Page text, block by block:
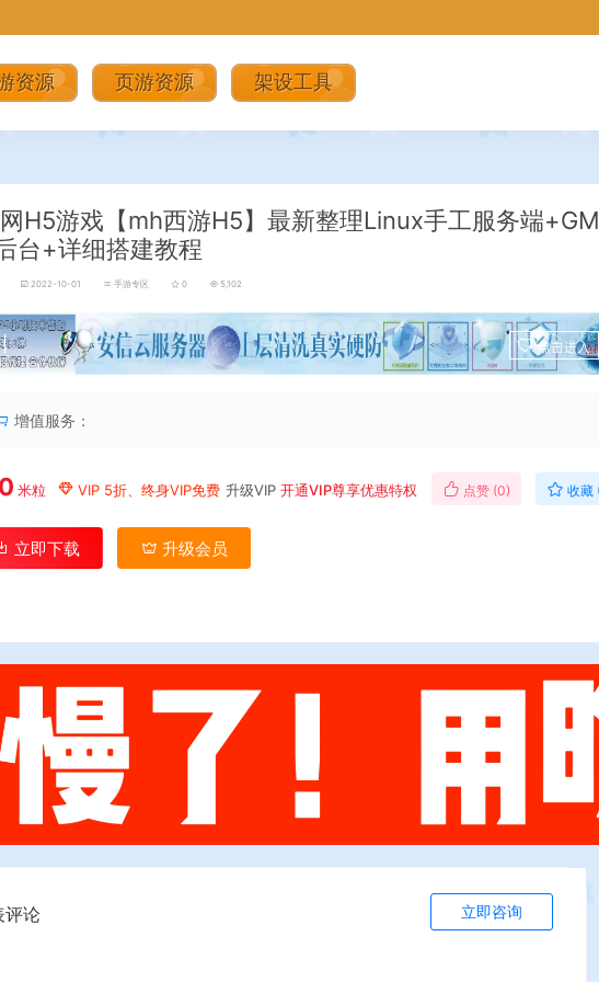
资源 页游资源 架设工具
H5游戏【mh西游H5】最新整理Linux手工服务端
台+详细搭建教程
2022-10-01 手游专区 0 5,102
点击进入
增值服务：
米粒 VIP 5折、终身VIP免费 升级VIP 开通VIP尊享优惠特权 点赞 (0) 收藏
立即下载 升级会员
评论 立即咨询